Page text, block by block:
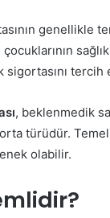
genellikle
sigortasını
, beklenmedik
türüdür. Temel
olabilir.